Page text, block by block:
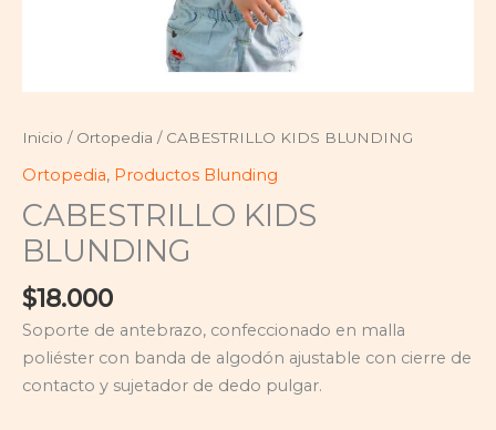
Inicio / Ortopedia / CABESTRILLO KIDS BLUNDING
Ortopedia, Productos Blunding
CABESTRILLO KIDS
BLUNDING
$18.000
Soporte de antebrazo, confeccionado en malla
poliéster con banda de algodón ajustable con cierre de
contacto y sujetador de dedo pulgar.